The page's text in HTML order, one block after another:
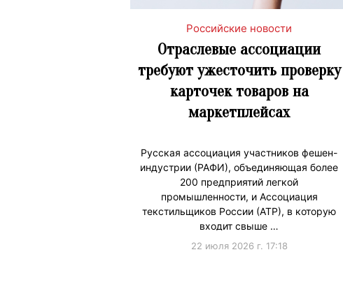
Российские новости
Отраслевые ассоциации
требуют ужесточить проверку
карточек товаров на
маркетплейсах
Русская ассоциация участников фешен-
индустрии (РАФИ), объединяющая более
200 предприятий легкой
промышленности, и Ассоциация
текстильщиков России (АТР), в которую
входит свыше …
22 июля 2026 г. 17:18